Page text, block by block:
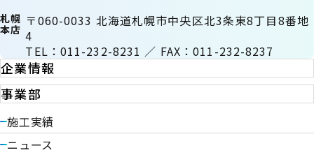
札幌
本店
〒060-0033 北海道札幌市中央区北3条東8丁目8番地
4
TEL：011-232-8231 ／ FAX：011-232-8237
企業情報
事業部
施工実績
ニュース